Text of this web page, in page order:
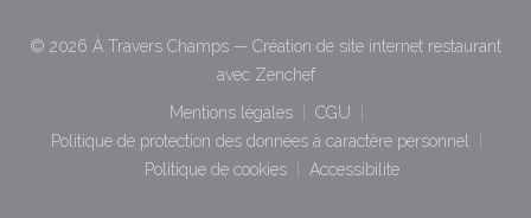
© 2026 À Travers Champs — Création de site internet restaurant
avec Zenchef((ouvre une nouvelle fenêtre))
Mentions légales
((ouvre une nouvelle fenêtre))
CGU
((ouvre une nouvelle
Politique de protection des données à caractère personnel
((ouvre une nouvelle fenêtre))
Politique de cookies
((ouvre une nouvelle fenêtre))
Accessibilite
((ouvre une nouvelle